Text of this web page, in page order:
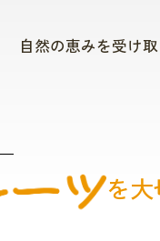
自然の恵みを受け
を大